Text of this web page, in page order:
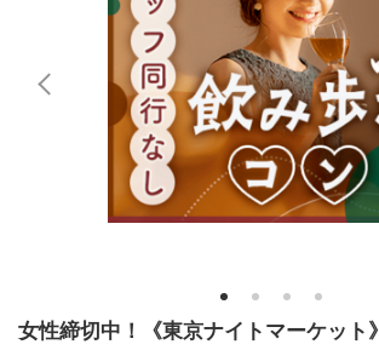
1 2 3 4
女性締切中！《東京ナイトマーケット》